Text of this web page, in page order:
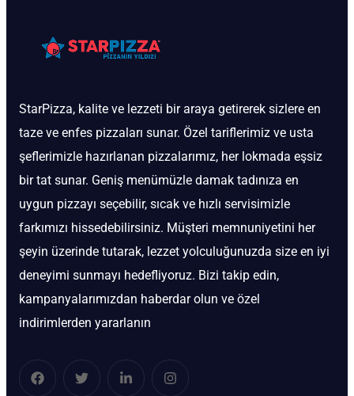
StarPizza, kalite ve lezzeti bir araya getirerek sizlere en
taze ve enfes pizzaları sunar. Özel tariflerimiz ve usta
şeflerimizle hazırlanan pizzalarımız, her lokmada eşsiz
bir tat sunar. Geniş menümüzle damak tadınıza en
uygun pizzayı seçebilir, sıcak ve hızlı servisimizle
farkımızı hissedebilirsiniz. Müşteri memnuniyetini her
şeyin üzerinde tutarak, lezzet yolculuğunuzda size en iyi
deneyimi sunmayı hedefliyoruz. Bizi takip edin,
kampanyalarımızdan haberdar olun ve özel
indirimlerden yararlanın